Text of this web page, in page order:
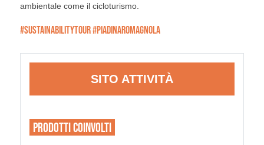
ambientale come il cicloturismo.
#SUSTAINABILITYTOUR #PIADINAROMAGNOLA
SITO ATTIVITÀ
PRODOTTICOINVOLTI